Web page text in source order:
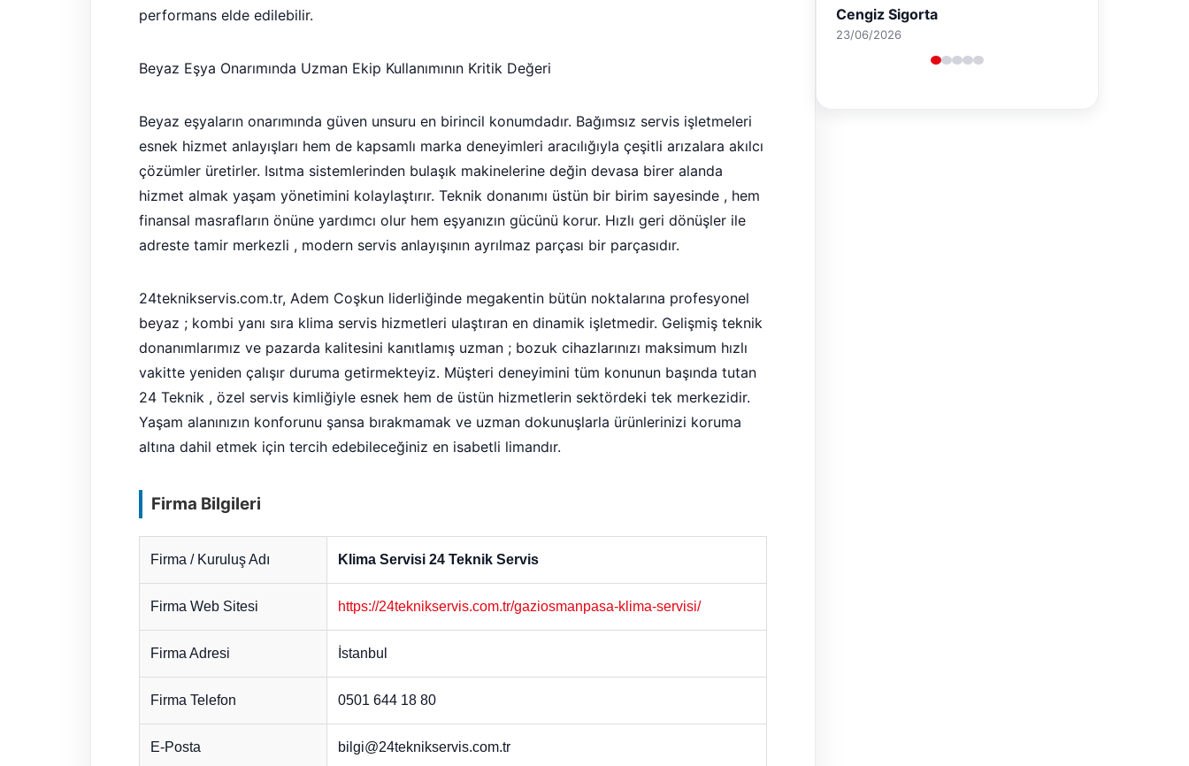
performans elde edilebilir.
Beyaz Eşya Onarımında Uzman Ekip Kullanımının Kritik Değeri
Beyaz eşyaların onarımında güven unsuru en birincil konumdadır. Bağımsız servis işletmeleri
esnek hizmet anlayışları hem de kapsamlı marka deneyimleri aracılığıyla çeşitli arızalara akılcı
çözümler üretirler. Isıtma sistemlerinden bulaşık makinelerine değin devasa birer alanda
hizmet almak yaşam yönetimini kolaylaştırır. Teknik donanımı üstün bir birim sayesinde , hem
finansal masrafların önüne yardımcı olur hem eşyanızın gücünü korur. Hızlı geri dönüşler ile
adreste tamir merkezli , modern servis anlayışının ayrılmaz parçası bir parçasıdır.
24teknikservis.com.tr, Adem Coşkun liderliğinde megakentin bütün noktalarına profesyonel
beyaz ; kombi yanı sıra klima servis hizmetleri ulaştıran en dinamik işletmedir. Gelişmiş teknik
donanımlarımız ve pazarda kalitesini kanıtlamış uzman ; bozuk cihazlarınızı maksimum hızlı
vakitte yeniden çalışır duruma getirmekteyiz. Müşteri deneyimini tüm konunun başında tutan
24 Teknik , özel servis kimliğiyle esnek hem de üstün hizmetlerin sektördeki tek merkezidir.
Yaşam alanınızın konforunu şansa bırakmamak ve uzman dokunuşlarla ürünlerinizi koruma
altına dahil etmek için tercih edebileceğiniz en isabetli limandır.
Firma Bilgileri
Firma / Kuruluş Adı Klima Servisi 24 Teknik Servis
Firma Web Sitesi https://24teknikservis.com.tr/gaziosmanpasa-klima-servisi/
Firma Adresi İstanbul
Firma Telefon 0501 644 18 80
E-Posta bilgi@24teknikservis.com.tr
Hastaş Beton
26/05/2026